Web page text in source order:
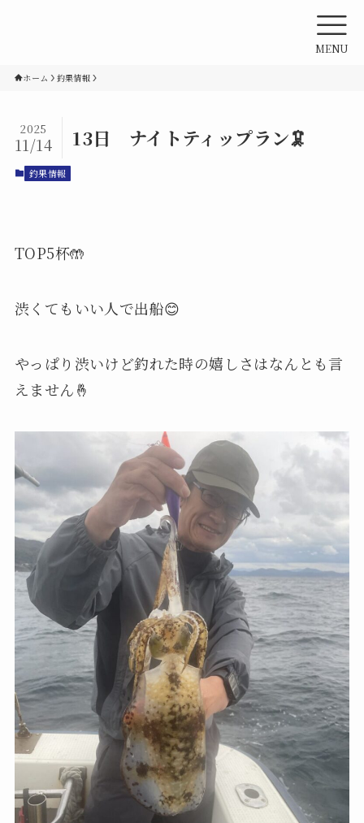
MENU
ホーム 釣果情報
13日 ナイトティップラン🦑
2025
11/14
釣果情報
TOP5杯🤲
渋くてもいい人で出船😊
やっぱり渋いけど釣れた時の嬉しさはなんとも言
えません🤞